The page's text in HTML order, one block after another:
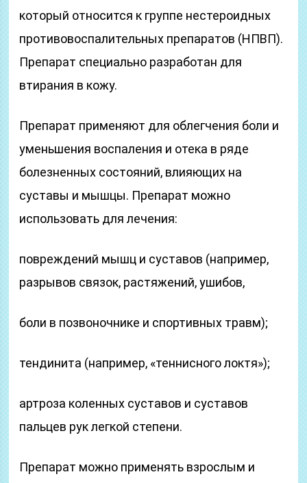
который относится к группе нестероидных
противовоспалительных препаратов (НПВП).
Препарат специально разработан для
втирания в кожу.
Препарат применяют для облегчения боли и
уменьшения воспаления и отека в ряде
болезненных состояний, влияющих на
суставы и мышцы. Препарат можно
использовать для лечения:
повреждений мышц и суставов (например,
разрывов связок, растяжений, ушибов,
боли в позвоночнике и спортивных травм);
тендинита (например, «теннисного локтя»);
артроза коленных суставов и суставов
пальцев рук легкой степени.
Препарат можно применять взрослым и